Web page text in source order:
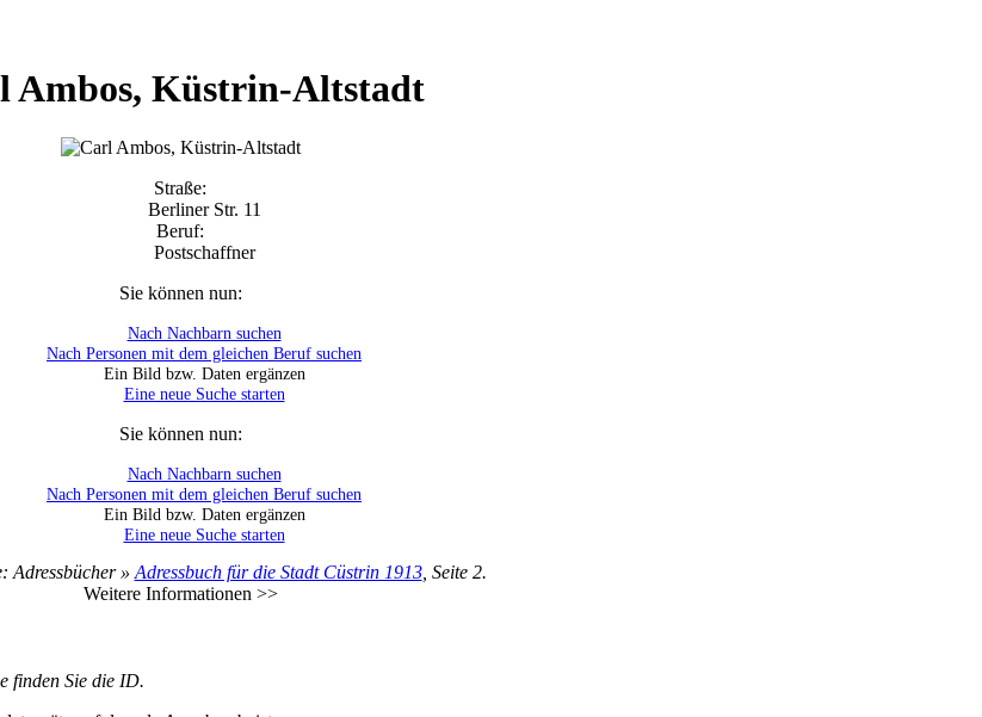
Ambos, Küstrin-Altstadt
Straße:
Berliner Str. 11
Beruf:
Postschaffner
Sie können nun:
Nach Nachbarn suchen
Nach Personen mit dem gleichen Beruf suchen
Ein Bild bzw. Daten ergänzen
Eine neue Suche starten
Sie können nun:
Nach Nachbarn suchen
Nach Personen mit dem gleichen Beruf suchen
Ein Bild bzw. Daten ergänzen
Eine neue Suche starten
Adressbücher » Adressbuch für die Stadt Cüstrin 1913, Seite 2.
Weitere Informationen >>
finden Sie die ID.